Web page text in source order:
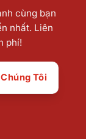
cùng bạn
nhất. Liên
phí!
Tôi